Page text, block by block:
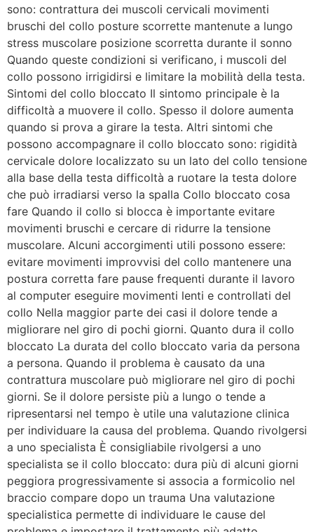
sono: contrattura dei muscoli cervicali movimenti
bruschi del collo posture scorrette mantenute a lungo
stress muscolare posizione scorretta durante il sonno
Quando queste condizioni si verificano, i muscoli del
collo possono irrigidirsi e limitare la mobilità della testa.
Sintomi del collo bloccato Il sintomo principale è la
difficoltà a muovere il collo. Spesso il dolore aumenta
quando si prova a girare la testa. Altri sintomi che
possono accompagnare il collo bloccato sono: rigidità
cervicale dolore localizzato su un lato del collo tensione
alla base della testa difficoltà a ruotare la testa dolore
che può irradiarsi verso la spalla Collo bloccato cosa
fare Quando il collo si blocca è importante evitare
movimenti bruschi e cercare di ridurre la tensione
muscolare. Alcuni accorgimenti utili possono essere:
evitare movimenti improvvisi del collo mantenere una
postura corretta fare pause frequenti durante il lavoro
al computer eseguire movimenti lenti e controllati del
collo Nella maggior parte dei casi il dolore tende a
migliorare nel giro di pochi giorni. Quanto dura il collo
bloccato La durata del collo bloccato varia da persona
a persona. Quando il problema è causato da una
contrattura muscolare può migliorare nel giro di pochi
giorni. Se il dolore persiste più a lungo o tende a
ripresentarsi nel tempo è utile una valutazione clinica
per individuare la causa del problema. Quando rivolgersi
a uno specialista È consigliabile rivolgersi a uno
specialista se il collo bloccato: dura più di alcuni giorni
peggiora progressivamente si associa a formicolio nel
braccio compare dopo un trauma Una valutazione
specialistica permette di individuare le cause del